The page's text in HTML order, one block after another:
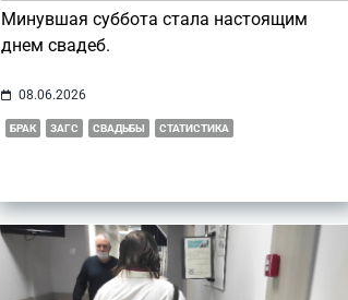
Минувшая суббота стала настоящим
днем свадеб.
08.06.2026
БРАК ЗАГС СВАДЬБЫ СТАТИСТИКА